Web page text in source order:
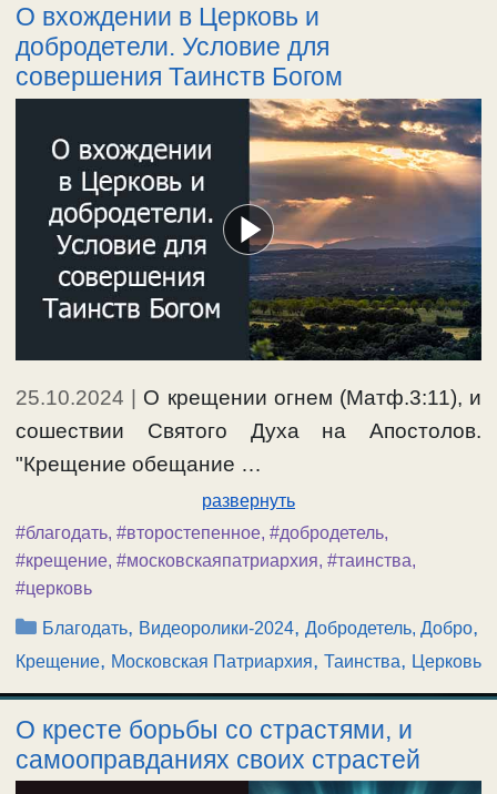
О вхождении в Церковь и
добродетели. Условие для
совершения Таинств Богом
25.10.2024 | О крещении огнем (Матф.3:11), и
сошествии Святого Духа на Апостолов.
"Крещение обещание …
развернуть
#благодать, #второстепенное, #добродетель,
#крещение, #московскаяпатриархия, #таинства,
#церковь
Рубрики
Благодать, Видеоролики-2024,Добродетель, Добро,
Крещение, Московская Патриархия, Таинства, Церковь
О кресте борьбы со страстями, и
самооправданиях своих страстей